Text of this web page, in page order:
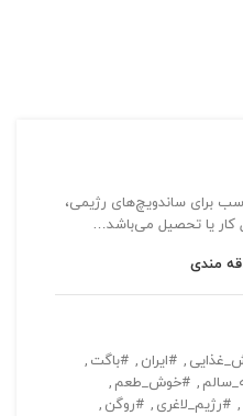
برای ساندویچ‌های رژیمی،
کار یا تحصیل می‌باشد…
مندی
, #ایران , #باگت ,
, #خوش_طعم ,
, #رژیم_لاغری , #روگن ,